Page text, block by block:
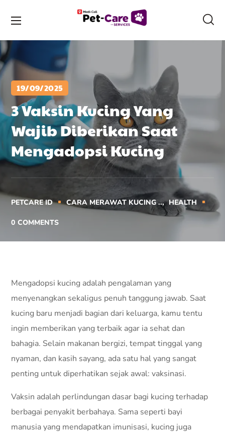
19/09/2025
3 Vaksin Kucing Yang
Wajib Diberikan Saat
Mengadopsi Kucing
PETCARE ID CARA MERAWAT KUCING .. HEALTH
0 COMMENTS
Mengadopsi kucing adalah pengalaman yang
menyenangkan sekaligus penuh tanggung jawab. Saat
kucing baru menjadi bagian dari keluarga, kamu tentu
ingin memberikan yang terbaik agar ia sehat dan
bahagia. Selain makanan bergizi, tempat tinggal yang
nyaman, dan kasih sayang, ada satu hal yang sangat
penting untuk diperhatikan sejak awal: vaksinasi.
Vaksin adalah perlindungan dasar bagi kucing terhadap
berbagai penyakit berbahaya. Sama seperti bayi
manusia yang mendapatkan imunisasi, kucing juga